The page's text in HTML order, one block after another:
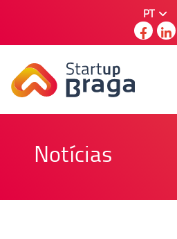
PT
Notícias